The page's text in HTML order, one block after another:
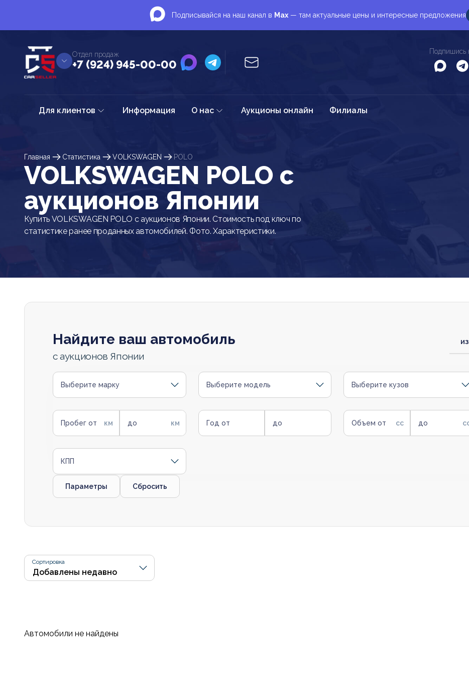
Подписывайся на наш канал в Max — там актуальные цены и интересные предложения
Отдел продаж
+7 (924) 945-00-00
Подпишись
Для клиентов Информация О нас Аукционы онлайн Филиалы
Главная Статистика VOLKSWAGEN POLO
VOLKSWAGEN POLO c
аукционов Японии
Купить VOLKSWAGEN POLO с аукционов Японии. Стоимость под ключ по
статистике ранее проданных автомобилей. Фото. Характеристики.
Найдите ваш автомобиль
с аукционов Японии
Выберите марку Выберите модель Выберите кузов
Пробег от до Год от до Объем от до
КПП
Параметры Сбросить
Сортировка
Автомобили не найдены